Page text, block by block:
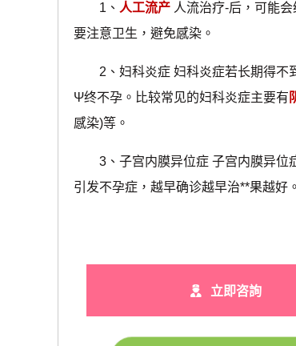
1、 人工流产 人流治疗-后，可能
要注意卫生，避免感染。
2、妇科炎症 妇科炎症若长期得不到
Ψ终不孕。比较常见的妇科炎症主要有
感染)等。
3、子宫内膜异位症 子宫内膜异位
引发不孕症，越早确诊越早治**果越好。
立即咨詢